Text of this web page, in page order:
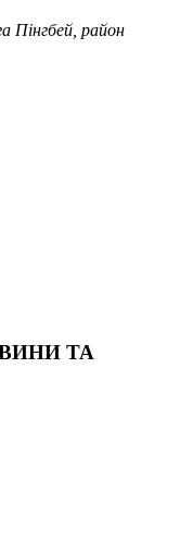
Пінгбей, район
ТА